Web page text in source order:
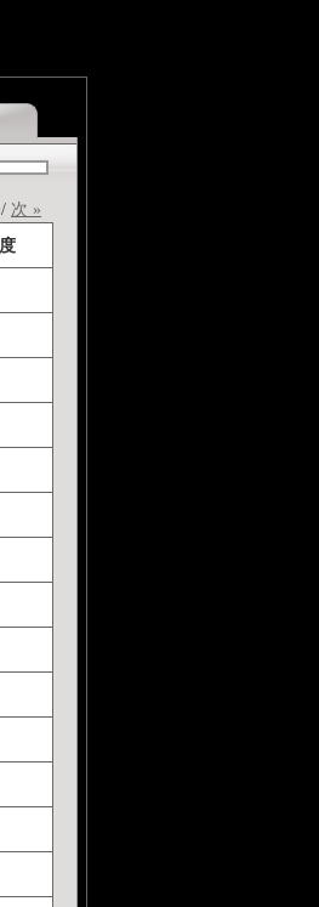
次 »